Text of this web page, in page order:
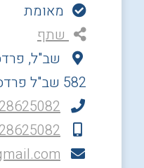
מאומת
שב"ל,
582 שב"ל
שתף